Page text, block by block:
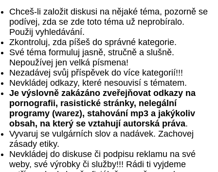
Chceš-li založit diskusi na nějaké téma, pozorně se
podívej, zda se zde toto téma už neprobíralo.
Použij vyhledávání.
Zkontroluj, zda píšeš do správné kategorie.
Své téma formuluj jasně, stručně a slušně.
Nepoužívej jen velká písmena!
Nezadávej svůj příspěvek do více kategorií!!!
Nevkládej odkazy, které nesouvisí s tématem.
Je výslovně zakázáno zveřejňovat odkazy na
pornografii, rasistické stránky, nelegální
programy (warez), stahování mp3 a jakýkoliv
obsah, na který se vztahují autorská práva.
Vyvaruj se vulgárních slov a nadávek. Zachovej
zásady etiky.
Nevkládej do diskuse či podpisu reklamu na své
weby, své výrobky či služby!!! Rádi ti vyjdeme